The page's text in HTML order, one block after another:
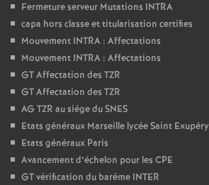
Fermeture serveur Mutations INTRA
capa hors classe et titularisation certifies
Mouvement INTRA : Affectations
Mouvement INTRA : Affectations
GT Affectation des TZR
GT Affectation des TZR
AG TZR au siége du SNES
Etats généraux Marseille lycée Saint Exupéry
Etats généraux Paris
Avancement d’échelon pour les CPE
GT vérification du barème INTER